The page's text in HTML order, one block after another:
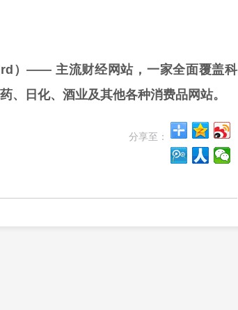
）—— 主流财经网站，一家全面覆盖科
、日化、酒业及其他各种消费品网站。
分享至：